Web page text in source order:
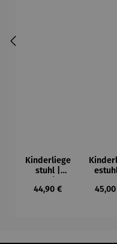
Kinderliege
stuhl |
personalisie
Regulärer Preis:
44,90 €